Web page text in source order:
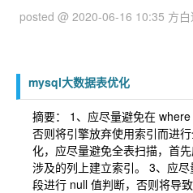
posted @ 2020-06-16 10:35 方
mysql大数据表优化
摘要： 1、应尽量避免在 where
否则将引擎放弃使用索引而进
化，应尽量避免全表扫描，首
涉及的列上建立索引。 3、应
段进行 null 值判断，否则将导